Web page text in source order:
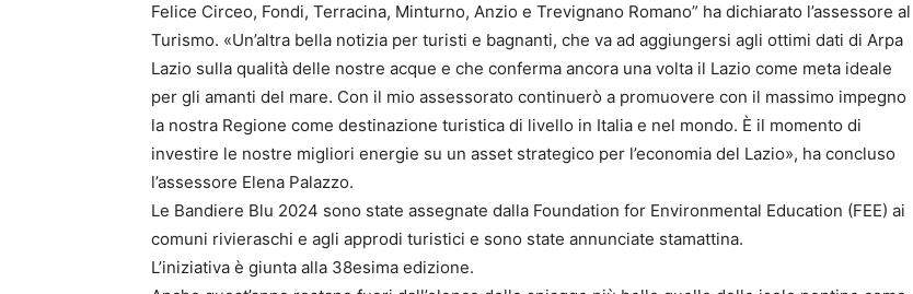
Felice Circeo, Fondi, Terracina, Minturno, Anzio e Trevignano Romano” ha dichiarato l’assessore al
Turismo. «Un’altra bella notizia per turisti e bagnanti, che va ad aggiungersi agli ottimi dati di Arpa
Lazio sulla qualità delle nostre acque e che conferma ancora una volta il Lazio come meta ideale
per gli amanti del mare. Con il mio assessorato continuerò a promuovere con il massimo impegno
la nostra Regione come destinazione turistica di livello in Italia e nel mondo. È il momento di
investire le nostre migliori energie su un asset strategico per l’economia del Lazio», ha concluso
l’assessore Elena Palazzo.
Le Bandiere Blu 2024 sono state assegnate dalla Foundation for Environmental Education (FEE) ai
comuni rivieraschi e agli approdi turistici e sono state annunciate stamattina.
L’iniziativa è giunta alla 38esima edizione.